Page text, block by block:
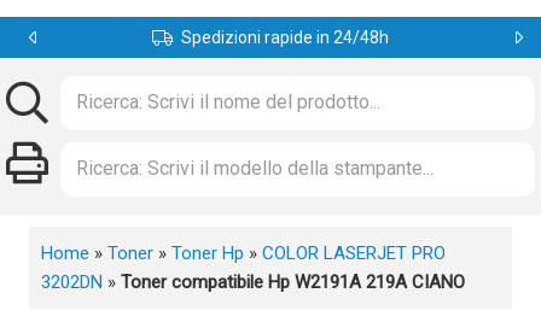
Spedizioni rapide in 24/48h
Home » Toner » Toner Hp » COLOR LASERJET PRO
3202DN » Toner compatibile Hp W2191A 219A CIANO